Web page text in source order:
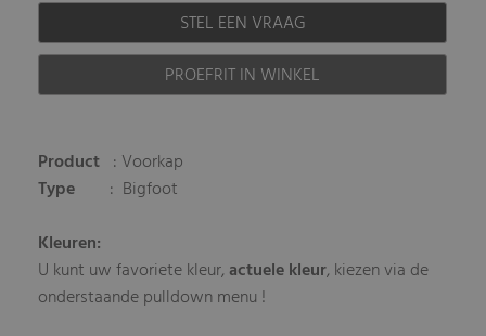
STEL EEN VRAAG
PROEFRIT IN WINKEL
Product : Voorkap
Type
: Bigfoot
Kleuren:
U kunt uw favoriete kleur, actuele kleur, kiezen via de
onderstaande pulldown menu !